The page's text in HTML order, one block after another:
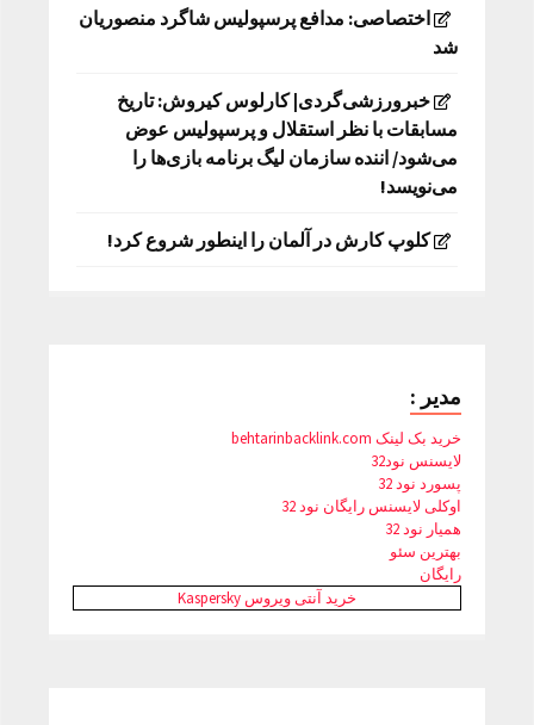
اختصاصی: مدافع پرسپولیس شاگرد منصوریان
شد
خبرورزشی‌گردی| کارلوس کیروش: تاریخ
مسابقات با نظر استقلال و پرسپولیس عوض
می‌شود/ اننده سازمان لیگ برنامه بازی‌ها را
می‌نویسد!
کلوپ کارش در آلمان را اینطور شروع کرد!
مدیر :
خرید بک لینک behtarinbacklink.com
لایسنس نود32
پسورد نود 32
اوکلی لایسنس رایگان نود 32
همیار نود 32
بهترین سئو
رایگان
خرید آنتی ویروس Kaspersky